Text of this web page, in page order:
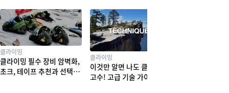
클라이밍
클라이밍 필수 장비 암벽화,
초크, 테이프 추천과 선택법
클라이밍
이것만 알면 나도 클라이밍
고수! 고급 기술 가이드